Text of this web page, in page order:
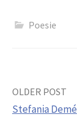
Poesie
Post
OLDER POST
Stefania Demé